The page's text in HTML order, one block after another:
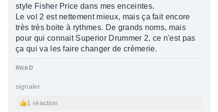
style Fisher Price dans mes enceintes.
Le vol 2 est nettement mieux, mais ça fait encore
très très boite à rythmes. De grands noms, mais
pour qui connait Superior Drummer 2, ce n'est pas
ça qui va les faire changer de crèmerie.
RickD
signaler
1 réaction